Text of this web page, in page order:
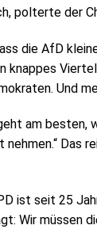
polterte der
die AfD
knappes
Und
am
Das
ist seit 25
Wir müssen